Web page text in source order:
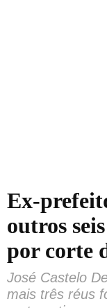
Ex-
outros
por corte
José Castelo
mais três réus